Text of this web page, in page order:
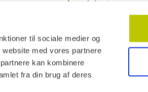
til sociale medier og
med vores partnere
kan kombinere
fra din brug af deres